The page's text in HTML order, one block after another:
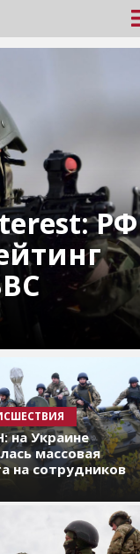
РФ
на Украине
массовая
на сотрудников